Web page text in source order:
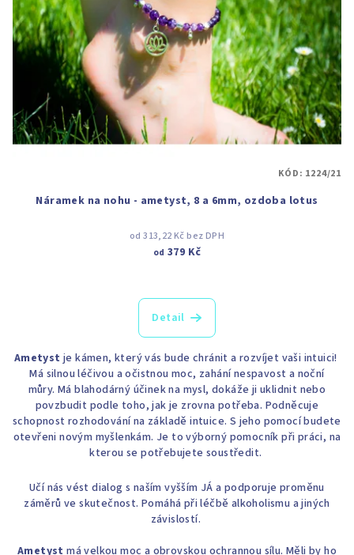
Náramek na nohu - ametyst, 8 a 6mm, ozdoba lotus
od 313,22 Kč bez DPH
od 379 Kč
Detail
Ametyst je kámen, který vás bude chránit a rozvíjet vaši intuici!
Má silnou léčivou a očistnou moc, zahání nespavost a noční
můry. Má blahodárný účinek na mysl, dokáže ji uklidnit nebo
povzbudit podle toho, jak je zrovna potřeba. Podněcuje
schopnost rozhodování na základě intuice. S jeho pomocí budete
otevřeni novým myšlenkám. Je to výborný pomocník při práci, na
kterou se potřebujete soustředit.
Učí nás vést dialog s naším vyšším JÁ a podporuje proměnu
záměrů ve skutečnost. Pomáhá při léčbě alkoholismu a jiných
závislostí.
Ametyst má velkou moc a obrovskou ochrannou sílu. Měli by ho
KÓD: 1224/21